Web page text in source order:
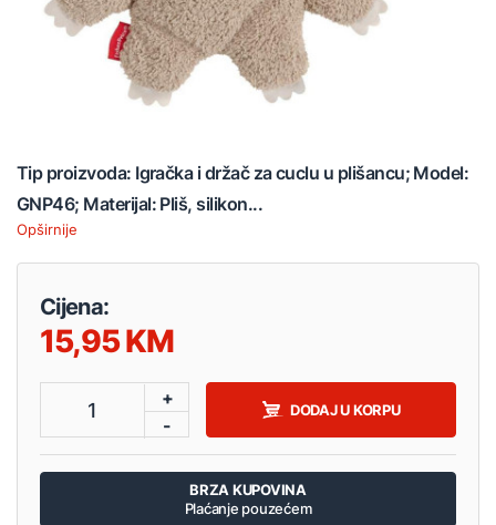
Tip proizvoda: Igračka i držač za cuclu u plišancu; Model:
GNP46; Materijal: Pliš, silikon...
Opširnije
Cijena:
15,95
1
+
-
DODAJ U KORPU
BRZA KUPOVINA
Plaćanje pouzećem